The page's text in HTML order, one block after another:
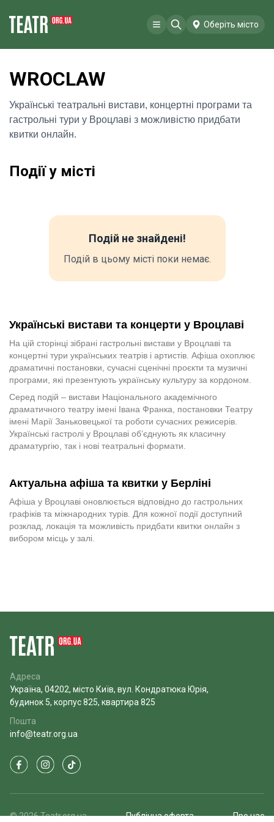
Оберіть місто
WROCLAW
Українські театральні вистави, концертні програми та
гастрольні тури у Вроцлаві з можливістю придбати
квитки онлайн.
Події у місті
Подій не знайдені!
Подій в цьому місті поки немає.
Українські вистави та концерти у Вроцлаві
На цій сторінці зібрані гастрольні вистави у Вроцлаві та
концертні тури українських театрів і артистів. Афіша охоплює
драматичні постановки, сучасні сценічні проєкти та музичні
програми, які презентують українську культуру за кордоном.
Серед подій – вистави Національного академічного
драматичного театру імені Івана Франка, постановки Театру
імені Марії Заньковецької та роботи сучасних режисерів.
Українські гастролі у Вроцлаві об’єднують як класичну
драматургію, так і нові театральні формати.
Актуальна афіша та квитки у Берліні
Афіша у Вроцлаві оновлюється відповідно до гастрольних
графіків та міжнародних турів. Для кожної події доступний
розклад, локація та можливість придбати квитки онлайн з
вибором місць у залі.
Адреса
Україна, 04202, місто Київ, вул. Кондратюка Юрія,
будинок 5, корпус 825, квартира 825
Пошта
info@teatr.org.ua
© 2026 Teatr.org.ua Публічна оферта Про нас